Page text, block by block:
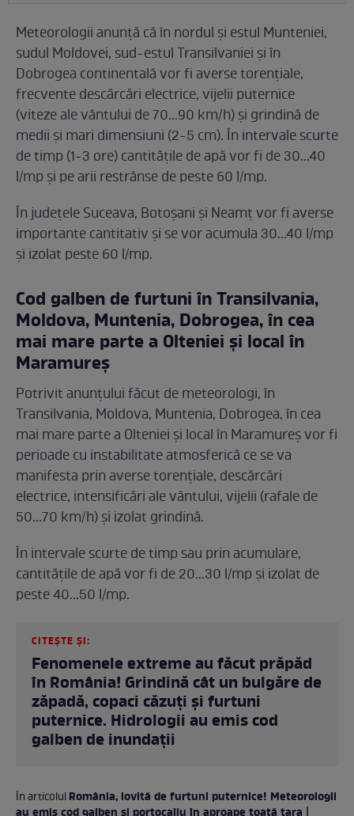
Meteorologii anunță că în nordul și estul Munteniei,
sudul Moldovei, sud-estul Transilvaniei și în
Dobrogea continentală vor fi averse torențiale,
frecvente descărcări electrice, vijelii puternice
(viteze ale vântului de 70...90 km/h) și grindină de
medii și mari dimensiuni (2-5 cm). În intervale scurte
de timp (1-3 ore) cantitățile de apă vor fi de 30...40
l/mp și pe arii restrânse de peste 60 l/mp.
În județele Suceava, Botoșani și Neamț vor fi averse
importante cantitativ și se vor acumula 30...40 l/mp
și izolat peste 60 l/mp.
Cod galben de furtuni în Transilvania,
Moldova, Muntenia, Dobrogea, în cea
mai mare parte a Olteniei și local în
Maramureș
Potrivit anunțului făcut de meteorologi, în
Transilvania, Moldova, Muntenia, Dobrogea, în cea
mai mare parte a Olteniei și local în Maramureș vor fi
perioade cu instabilitate atmosferică ce se va
manifesta prin averse torențiale, descărcări
electrice, intensificări ale vântului, vijelii (rafale de
50...70 km/h) și izolat grindină.
În intervale scurte de timp sau prin acumulare,
cantitățile de apă vor fi de 20...30 l/mp și izolat de
peste 40...50 l/mp.
CITEȘTE ȘI:
Fenomenele extreme au făcut prăpăd
în România! Grindină cât un bulgăre de
zăpadă, copaci căzuți și furtuni
puternice. Hidrologii au emis cod
galben de inundații
În articolulRomânia, lovită de furtuni puternice! Meteorologii